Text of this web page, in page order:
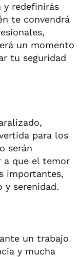
y redefinirás
te convendrá
un momento
tu seguridad
para los
serán
a que el temor
importantes,
y serenidad.
un trabajo
y mucha